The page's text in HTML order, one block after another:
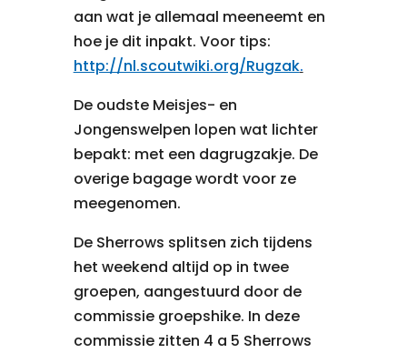
aan wat je allemaal meeneemt en
hoe je dit inpakt. Voor tips:
http://nl.scoutwiki.org/Rugzak.
De oudste Meisjes- en
Jongenswelpen lopen wat lichter
bepakt: met een dagrugzakje. De
overige bagage wordt voor ze
meegenomen.
De Sherrows splitsen zich tijdens
het weekend altijd op in twee
groepen, aangestuurd door de
commissie groepshike. In deze
commissie zitten 4 a 5 Sherrows